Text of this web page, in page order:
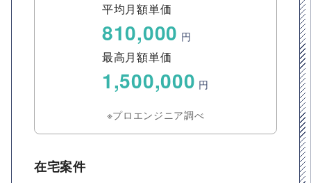
平均月額単価
810,000 円
最高月額単価
1,500,000 円
※プロエンジニア調べ
在宅案件